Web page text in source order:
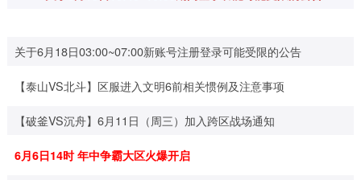
关于6月18日03:00~07:00新账号注册登录可能受限的公告
【泰山VS北斗】区服进入文明6前相关惯例及注意事项
【破釜VS沉舟】6月11日（周三）加入跨区战场通知
6月6日14时 年中争霸大区火爆开启